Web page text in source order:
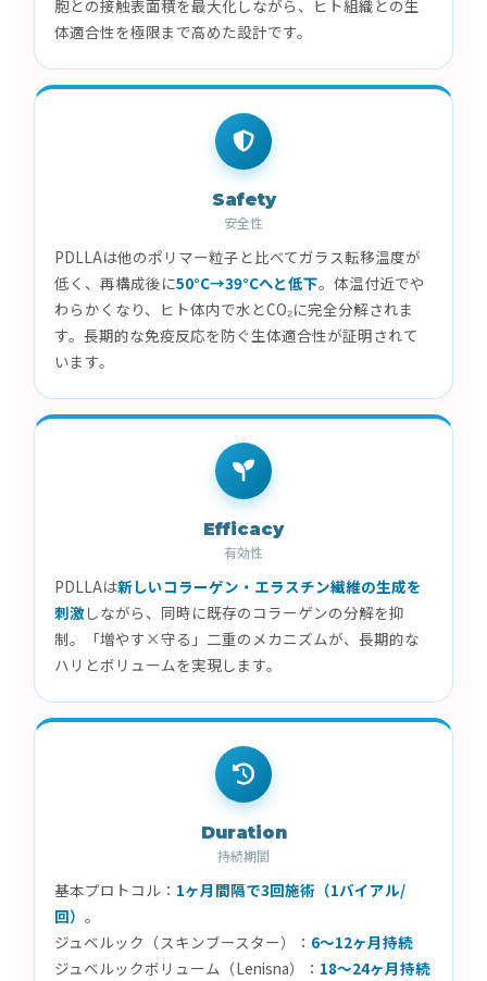
胞との接触表面積を最大化しながら、ヒト組織との生
体適合性を極限まで高めた設計です。
Safety
安全性
PDLLAは他のポリマー粒子と比べてガラス転移温度が
低く、再構成後に50°C→39°Cへと低下。体温付近でや
わらかくなり、ヒト体内で水とCO₂に完全分解されま
す。長期的な免疫反応を防ぐ生体適合性が証明されて
います。
Efficacy
有効性
PDLLAは新しいコラーゲン・エラスチン繊維の生成を
刺激 しながら、同時に既存のコラーゲンの分解を抑
制。「増やす×守る」二重のメカニズムが、長期的な
ハリとボリュームを実現します。
Duration
持続期間
基本プロトコル： 1ヶ月間隔で3回施術（1バイアル/
回） 。
ジュベルック（スキンブースター）： 6〜12ヶ月持続
ジュベルックボリューム（Lenisna）： 18〜24ヶ月持続